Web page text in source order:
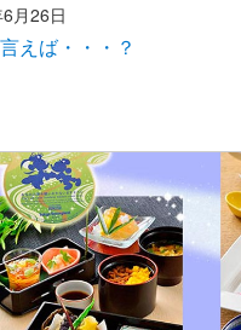
月26日
えば・・・？